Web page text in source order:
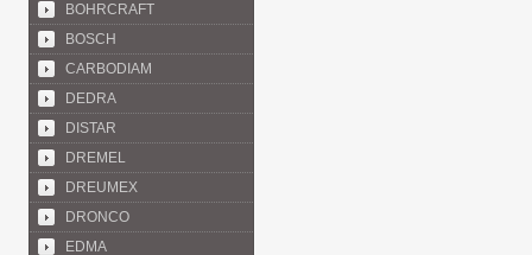
BOHRCRAFT
BOSCH
CARBODIAM
DEDRA
DISTAR
DREMEL
DREUMEX
DRONCO
EDMA